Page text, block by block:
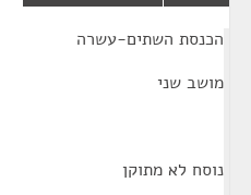
הכנסת השתים-עשרה
מושב שני
נוסח לא מתוקן